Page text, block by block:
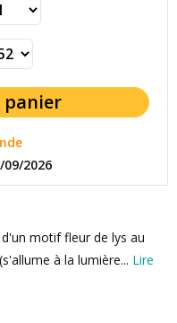
2026
motif fleur de lys au
à la lumière... Lire